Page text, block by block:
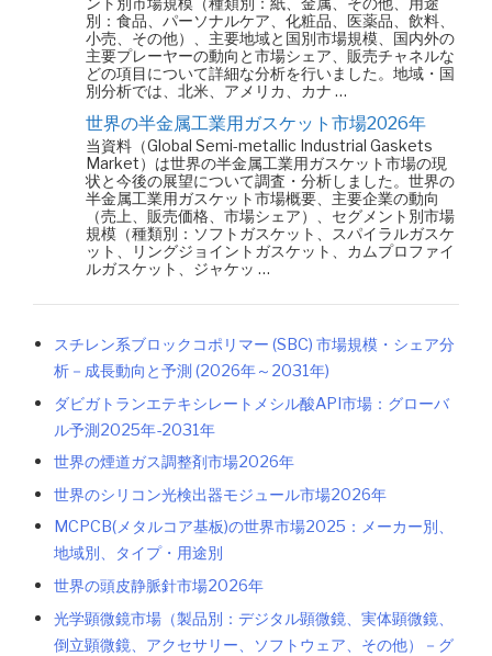
別：食品、パーソナルケア、化粧品、医薬品、飲料、
小売、その他）、主要地域と国別市場規模、国内外の
主要プレーヤーの動向と市場シェア、販売チャネルな
どの項目について詳細な分析を行いました。地域・国
別分析では、北米、アメリカ、カナ …
世界の半金属工業用ガスケット市場2026年
当資料（Global Semi-metallic Industrial Gaskets
Market）は世界の半金属工業用ガスケット市場の現
状と今後の展望について調査・分析しました。世界の
半金属工業用ガスケット市場概要、主要企業の動向
（売上、販売価格、市場シェア）、セグメント別市場
規模（種類別：ソフトガスケット、スパイラルガスケ
ット、リングジョイントガスケット、カムプロファイ
ルガスケット、ジャケッ …
スチレン系ブロックコポリマー (SBC) 市場規模・シェア分
析－成長動向と予測 (2026年～2031年)
ダビガトランエテキシレートメシル酸API市場：グローバ
ル予測2025年-2031年
世界の煙道ガス調整剤市場2026年
世界のシリコン光検出器モジュール市場2026年
MCPCB(メタルコア基板)の世界市場2025：メーカー別、
地域別、タイプ・用途別
世界の頭皮静脈針市場2026年
光学顕微鏡市場（製品別：デジタル顕微鏡、実体顕微鏡、
倒立顕微鏡、アクセサリー、ソフトウェア、その他）－グ